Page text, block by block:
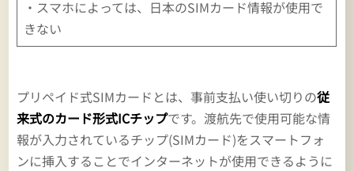
・スマホによっては、日本のSIMカード情報が使用で
きない
プリペイド式SIMカードとは、事前支払い使い切りの従
来式のカード形式ICチップです。渡航先で使用可能な情
報が入力されているチップ(SIMカード)をスマートフォ
ンに挿入することでインターネットが使用できるように